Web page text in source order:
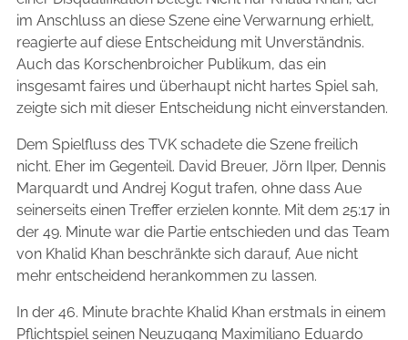
im Anschluss an diese Szene eine Verwarnung erhielt,
reagierte auf diese Entscheidung mit Unverständnis.
Auch das Korschenbroicher Publikum, das ein
insgesamt faires und überhaupt nicht hartes Spiel sah,
zeigte sich mit dieser Entscheidung nicht einverstanden.
Dem Spielfluss des TVK schadete die Szene freilich
nicht. Eher im Gegenteil. David Breuer, Jörn Ilper, Dennis
Marquardt und Andrej Kogut trafen, ohne dass Aue
seinerseits einen Treffer erzielen konnte. Mit dem 25:17 in
der 49. Minute war die Partie entschieden und das Team
von Khalid Khan beschränkte sich darauf, Aue nicht
mehr entscheidend herankommen zu lassen.
In der 46. Minute brachte Khalid Khan erstmals in einem
Pflichtspiel seinen Neuzugang Maximiliano Eduardo